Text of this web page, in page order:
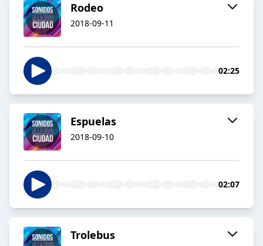
Rodeo
2018-09-11
02:25
Espuelas
2018-09-10
02:07
Trolebus